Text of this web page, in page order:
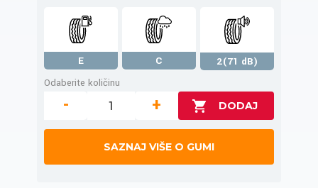
E C
2(71 dB)
Odaberite količinu
- +
SAZNAJ VIŠE O GUMI